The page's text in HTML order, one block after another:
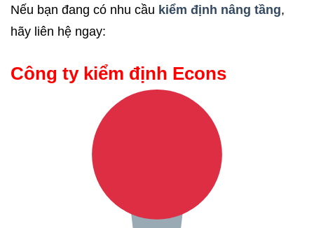
Nếu bạn đang có nhu cầu kiểm định nâng tầng,
hãy liên hệ ngay:
Công ty kiểm định Econs